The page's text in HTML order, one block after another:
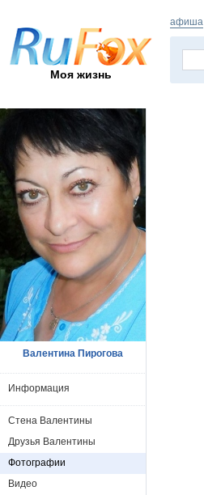
Моя жизнь
афиша
Валентина Пирогова
Информация
Стена Валентины
Друзья Валентины
Фотографии
Видео